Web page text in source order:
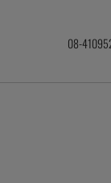
08-